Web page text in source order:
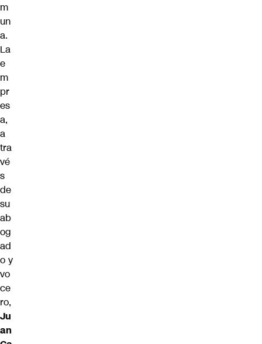
m
un
a.
La
e
m
pr
es
a,
a
tra
vé
s
de
su
ab
og
ad
o y
vo
ce
ro,
Ju
an